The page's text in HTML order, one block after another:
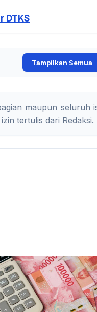
DTKS
Tampilkan Semua
maupun seluruh
tertulis dari Redaksi.